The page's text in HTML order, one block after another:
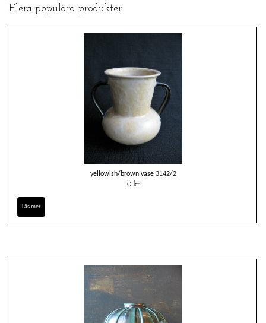
Flera populära produkter
yellowish/brown vase 3142/2
0 kr
Läs mer